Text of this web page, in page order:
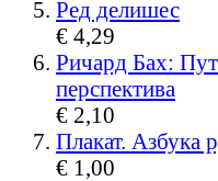
Ред делишес
€ 4,29
Ричард Бах:
перспектива
€ 2,10
Плакат. Азбука
€ 1,00